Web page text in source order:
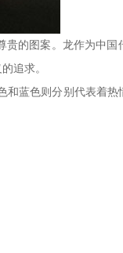
的图案。龙作为中国
追求。
蓝色则分别代表着热